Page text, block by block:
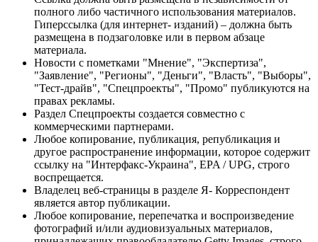
полного либо частичного использования материалов.
Гиперссылка (для интернет- изданий) – должна быть
размещена в подзаголовке или в первом абзаце
материала.
Новости с пометками "Мнение", "Экспертиза",
"Заявление", "Регионы", "Деньги", "Власть", "Выборы",
"Тест-драйв", "Спецпроекты", "Промо" публикуются на
правах рекламы.
Раздел Спецпроекты создается совместно с
коммерческими партнерами.
Любое копирование, публикация, републикация и
другое распространение информации, которое содержит
ссылку на "Интерфакс-Украина", EPA / UPG, строго
воспрещается.
Владелец веб-страницы в разделе Я- Корреспондент
является автор публикации.
Любое копирование, перепечатка и воспроизведение
фотографий и/или аудиовизуальных материалов,